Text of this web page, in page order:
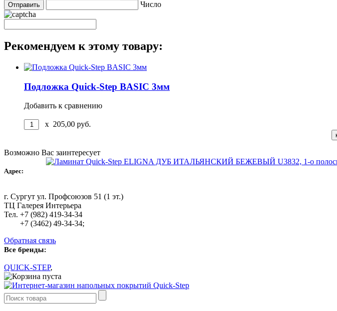
Число
Рекомендуем к этому товару:
Подложка Quick-Step BASIC 3мм
Добавить к сравнению
x 205,00 руб.
Возможно Вас заинтересует
Адрес:
г. Сургут ул. Профсоюзов 51 (1 эт.)
ТЦ Галерея Интерьера
Тел. +7 (982) 419-34-34
+7 (3462) 49-34-34;
Обратная связь
Все бренды:
QUICK-STEP,